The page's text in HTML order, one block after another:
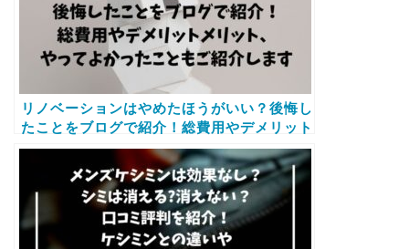
リノベーションはやめたほうがいい？後悔し
たことをブログで紹介！総費用やデメリット
メリット、やってよかったこともご紹介しま